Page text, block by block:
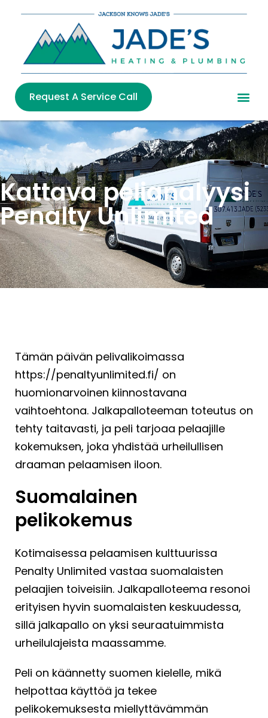
Request A Service Call
Kattava pelianalyysi
Penalty Unlimited
Tämän päivän pelivalikoimassa
https://penaltyunlimited.fi/ on
huomionarvoinen kiinnostavana
vaihtoehtona. Jalkapalloteeman toteutus on
tehty taitavasti, ja peli tarjoaa pelaajille
kokemuksen, joka yhdistää urheilullisen
draaman pelaamisen iloon.
Suomalainen
pelikokemus
Kotimaisessa pelaamisen kulttuurissa
Penalty Unlimited vastaa suomalaisten
pelaajien toiveisiin. Jalkapalloteema resonoi
erityisen hyvin suomalaisten keskuudessa,
sillä jalkapallo on yksi seuraatuimmista
urheilulajeista maassamme.
Peli on käännetty suomen kielelle, mikä
helpottaa käyttöä ja tekee
pelikokemuksesta miellyttävämmän